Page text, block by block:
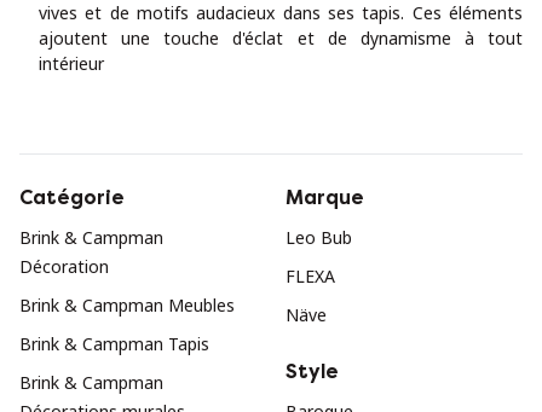
vives et de motifs audacieux dans ses tapis. Ces éléments
ajoutent une touche d'éclat et de dynamisme à tout
intérieur
Catégorie
Brink & Campman
Décoration
Brink & Campman Meubles
Brink & Campman Tapis
Brink & Campman
Marque
Leo Bub
FLEXA
Näve
Style